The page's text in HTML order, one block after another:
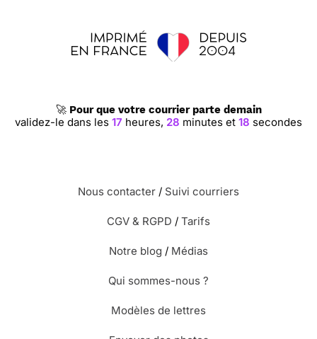
🚀 Pour que votre courrier parte demain
validez-le dans les 17 heures, 28 minutes et 18 secondes
Nous contacter / Suivi courriers
CGV & RGPD / Tarifs
Notre blog / Médias
Qui sommes-nous ?
Modèles de lettres